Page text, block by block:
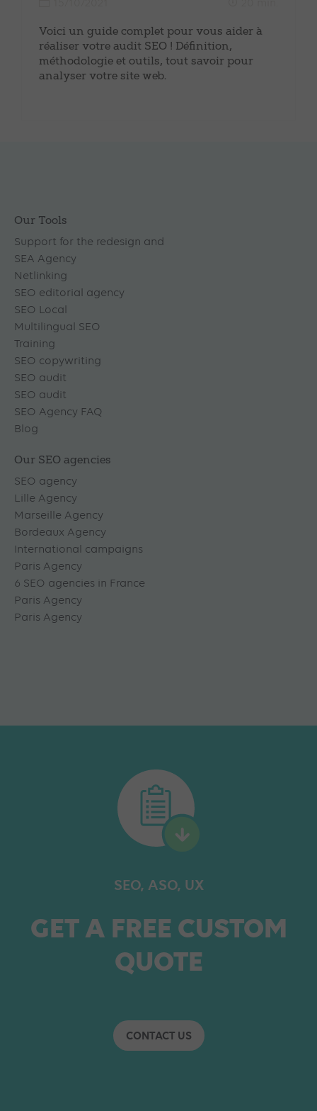
Voici un guide complet pour vous aider à
réaliser votre audit SEO ! Définition,
méthodologie et outils, tout savoir pour
analyser votre site web.
Our Tools
Support for the redesign and
SEA Agency
Netlinking
SEO editorial agency
SEO Local
Multilingual SEO
Training
SEO copywriting
SEO audit
SEO audit
SEO Agency FAQ
Blog
Our SEO agencies
SEO agency
Lille Agency
Marseille Agency
Bordeaux Agency
International campaigns
Paris Agency
6 SEO agencies in France
Paris Agency
Paris Agency
SEO, ASO, UX
GET A FREE CUSTOM
QUOTE
CONTACT US